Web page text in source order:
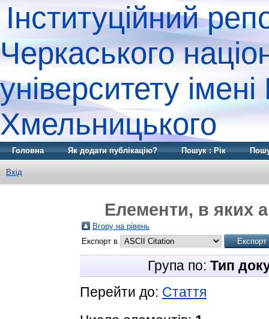
Інституційний
Черкаського
університету
Хмельницького
Головна Як додати публікацію? Пошук : Рік
Вхід
Елементи, в яких
Вгору на рівень
Експорт в
Група по: Тип
Перейти до: Стаття